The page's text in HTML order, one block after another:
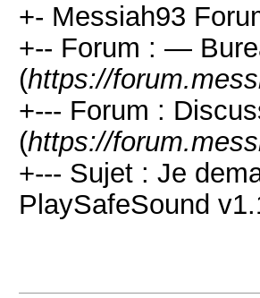
+- Messiah93
+-- Forum : —
(https://
+--- Forum :
(https://
+--- Sujet : Je
PlaySafeSound